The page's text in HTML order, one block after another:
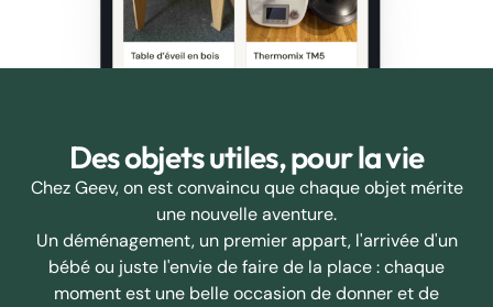
Des objets utiles, pour la vie
Chez Geev, on est convaincu que chaque objet mérite
une nouvelle aventure.
Un déménagement, un premier appart, l'arrivée d'un
bébé ou juste l'envie de faire de la place : chaque
moment est une belle occasion de donner et de